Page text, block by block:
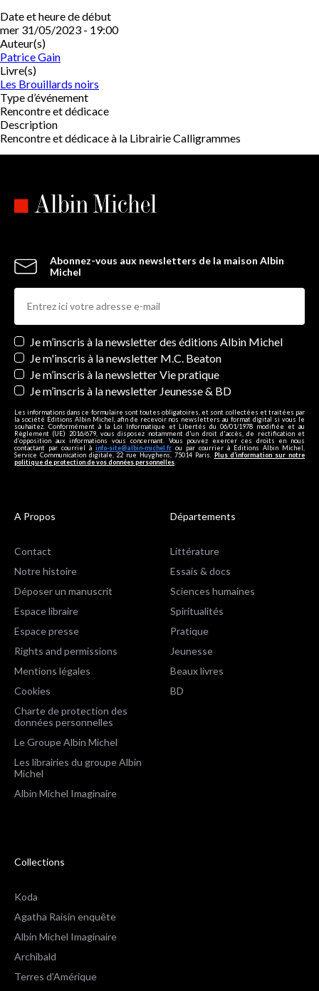
Date et heure de début
mer 31/05/2023 - 19:00
Auteur(s)
Patrice Gain
Livre(s)
Les Brouillards noirs
Type d’événement
Rencontre et dédicace
Description
Rencontre et dédicace à la Librairie Calligrammes
Abonnez-vous aux newsletters de la maison Albin
Michel
Newsletters
Je m’inscris à la newsletter des éditions Albin Michel
Je m'inscris à la newsletter M.C. Beaton
Je m’inscris à la newsletter Vie pratique
Je m’inscris à la newsletter Jeunesse & BD
Les informations dans ce formulaire sont toutes obligatoires, et sont collectées et traitées par
la société Editions Albin Michel, afin de recevoir nos newsletters au format digital si vous le
souhaitez. Conformément à la Loi Informatique et Libertés du 06/01/1978 modifiée et au
Règlement (UE) 2016/679, vous disposez notamment d'un droit d'accès, de rectification et
d’opposition aux informations vous concernant. Vous pouvez exercer ces droits en nous
contactant par courriel à info-site@albin-michel.fr ou par courrier à Editions Albin Michel,
Service Communication digitale, 22 rue Huyghens, 75014 Paris. Plus d’information sur notre
politique de protection de vos données personnelles
A Propos
Contact
Notre histoire
Déposer un manuscrit
Espace libraire
Espace presse
Rights and permissions
Mentions légales
Cookies
Charte de protection des
données personnelles
Le Groupe Albin Michel
Les librairies du groupe Albin
Michel
Albin Michel Imaginaire
Départements
Littérature
Essais & docs
Sciences humaines
Spiritualités
Pratique
Jeunesse
Beaux livres
BD
Collections
Koda
Agatha Raisin enquête
Albin Michel Imaginaire
Archibald
Terres d'Amérique